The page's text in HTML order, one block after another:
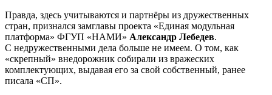
Правда, здесь учитываются и партнёры из дружественных
стран, признался замглавы проекта «Единая модульная
платформа» ФГУП «НАМИ» Александр Лебедев.
С недружественными дела больше не имеем. О том, как
«скрепный» внедорожник собирали из вражеских
комплектующих, выдавая его за свой собственный, ранее
писала «СП».